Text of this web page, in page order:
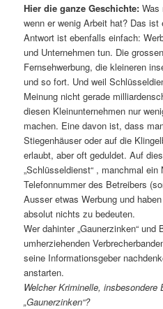
Hier die ganze Geschichte: Was
wenn er wenig Arbeit hat? Das
Antwort ist ebenfalls einfach:
und Unternehmen tun. Die
Fernsehwerbung, die kleineren
und so fort. Und weil
Meinung nicht gerade
diesen Kleinunternehmen nur
machen. Eine davon ist, dass
Stiegenhäuser oder auf die
erlaubt, aber oft geduldet. Auf
„Schlüsseldienst“ , manchmal
Telefonnummer des Betreibers
Ausser etwas Werbung und
absolut nichts zu bedeuten.
Wer dahinter „Gaunerzinken“ und
umherziehenden
seine Informationsgeber
anstarten.
Welcher Kriminelle, insbesondere
„Gaunerzinken“?